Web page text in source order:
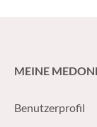
MEINE
Benutzerprofil